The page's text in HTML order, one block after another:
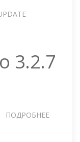
3.2.7
ПОДРОБНЕЕ